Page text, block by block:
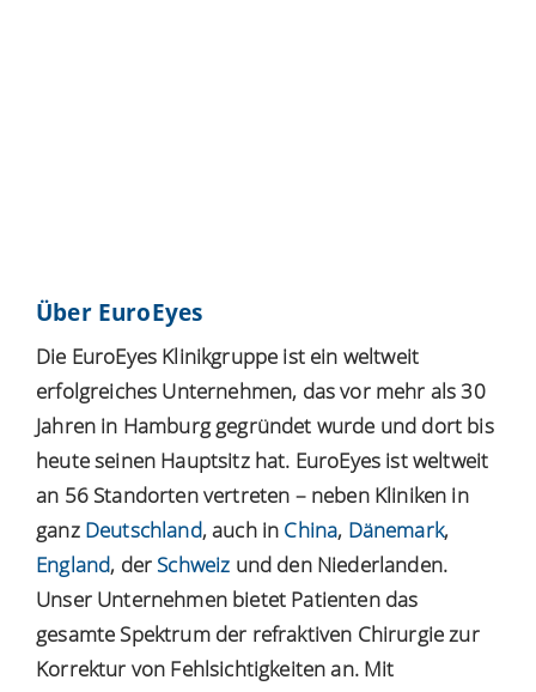
Über EuroEyes
Die EuroEyes Klinikgruppe ist ein weltweit
erfolgreiches Unternehmen, das vor mehr als 30
Jahren in Hamburg gegründet wurde und dort bis
heute seinen Hauptsitz hat. EuroEyes ist weltweit
an 56 Standorten vertreten – neben Kliniken in
ganz Deutschland, auch in China, Dänemark,
England, der Schweiz und den Niederlanden.
Unser Unternehmen bietet Patienten das
gesamte Spektrum der refraktiven Chirurgie zur
Korrektur von Fehlsichtigkeiten an. Mit